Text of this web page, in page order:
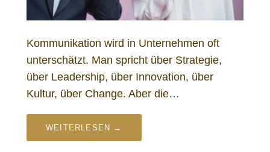
Kommunikation wird in Unternehmen oft
unterschätzt. Man spricht über Strategie,
über Leadership, über Innovation, über
Kultur, über Change. Aber die…
WEITERLESEN →